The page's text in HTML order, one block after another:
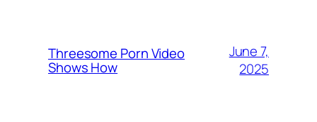
Threesome Porn Video
Shows How
June 7,
2025